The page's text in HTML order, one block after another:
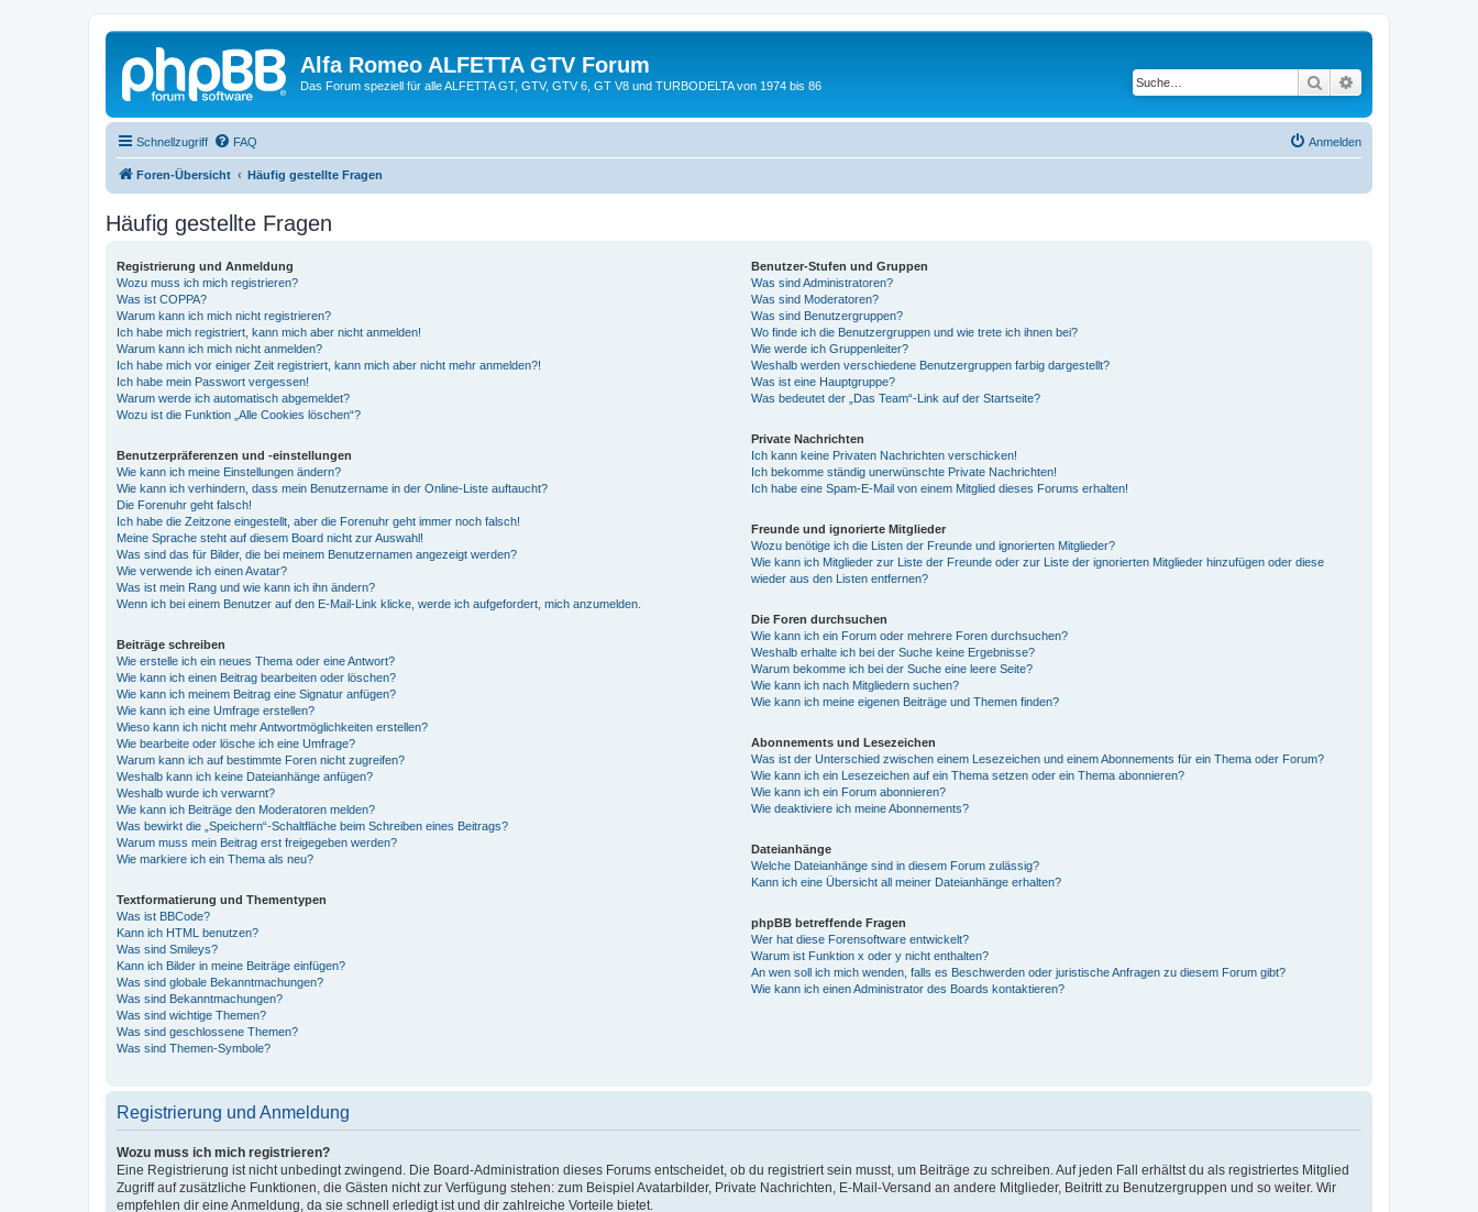
Alfa Romeo ALFETTA GTV Forum
Das Forum speziell für alle ALFETTA GT, GTV, GTV 6, GT V8 und TURBODELTA von 1974 bis 86 Suche
Schnellzugriff FAQ Anmelden
Foren-Übersicht Häufig gestellte Fragen
Häufig gestellte Fragen
Registrierung und Anmeldung
Wozu muss ich mich registrieren?
Was ist COPPA?
Warum kann ich mich nicht registrieren?
Ich habe mich registriert, kann mich aber nicht anmelden!
Warum kann ich mich nicht anmelden?
Ich habe mich vor einiger Zeit registriert, kann mich aber nicht mehr anmelden?!
Ich habe mein Passwort vergessen!
Warum werde ich automatisch abgemeldet?
Wozu ist die Funktion „Alle Cookies löschen“?
Benutzerpräferenzen und -einstellungen
Wie kann ich meine Einstellungen ändern?
Wie kann ich verhindern, dass mein Benutzername in der Online-Liste auftaucht?
Die Forenuhr geht falsch!
Ich habe die Zeitzone eingestellt, aber die Forenuhr geht immer noch falsch!
Meine Sprache steht auf diesem Board nicht zur Auswahl!
Was sind das für Bilder, die bei meinem Benutzernamen angezeigt werden?
Wie verwende ich einen Avatar?
Was ist mein Rang und wie kann ich ihn ändern?
Wenn ich bei einem Benutzer auf den E-Mail-Link klicke, werde ich aufgefordert, mich anzumelden.
Beiträge schreiben
Wie erstelle ich ein neues Thema oder eine Antwort?
Wie kann ich einen Beitrag bearbeiten oder löschen?
Wie kann ich meinem Beitrag eine Signatur anfügen?
Wie kann ich eine Umfrage erstellen?
Wieso kann ich nicht mehr Antwortmöglichkeiten erstellen?
Wie bearbeite oder lösche ich eine Umfrage?
Warum kann ich auf bestimmte Foren nicht zugreifen?
Weshalb kann ich keine Dateianhänge anfügen?
Weshalb wurde ich verwarnt?
Wie kann ich Beiträge den Moderatoren melden?
Was bewirkt die „Speichern“-Schaltfläche beim Schreiben eines Beitrags?
Warum muss mein Beitrag erst freigegeben werden?
Wie markiere ich ein Thema als neu?
Textformatierung und Thementypen
Was ist BBCode?
Kann ich HTML benutzen?
Was sind Smileys?
Kann ich Bilder in meine Beiträge einfügen?
Was sind globale Bekanntmachungen?
Was sind Bekanntmachungen?
Was sind wichtige Themen?
Was sind geschlossene Themen?
Was sind Themen-Symbole?
Benutzer-Stufen und Gruppen
Was sind Administratoren?
Was sind Moderatoren?
Was sind Benutzergruppen?
Wo finde ich die Benutzergruppen und wie trete ich ihnen bei?
Wie werde ich Gruppenleiter?
Weshalb werden verschiedene Benutzergruppen farbig dargestellt?
Was ist eine Hauptgruppe?
Was bedeutet der „Das Team“-Link auf der Startseite?
Private Nachrichten
Ich kann keine Privaten Nachrichten verschicken!
Ich bekomme ständig unerwünschte Private Nachrichten!
Ich habe eine Spam-E-Mail von einem Mitglied dieses Forums erhalten!
Freunde und ignorierte Mitglieder
Wozu benötige ich die Listen der Freunde und ignorierten Mitglieder?
Wie kann ich Mitglieder zur Liste der Freunde oder zur Liste der ignorierten Mitglieder hinzufügen oder diese
wieder aus den Listen entfernen?
Die Foren durchsuchen
Wie kann ich ein Forum oder mehrere Foren durchsuchen?
Weshalb erhalte ich bei der Suche keine Ergebnisse?
Warum bekomme ich bei der Suche eine leere Seite?
Wie kann ich nach Mitgliedern suchen?
Wie kann ich meine eigenen Beiträge und Themen finden?
Abonnements und Lesezeichen
Was ist der Unterschied zwischen einem Lesezeichen und einem Abonnements für ein Thema oder Forum?
Wie kann ich ein Lesezeichen auf ein Thema setzen oder ein Thema abonnieren?
Wie kann ich ein Forum abonnieren?
Wie deaktiviere ich meine Abonnements?
Dateianhänge
Welche Dateianhänge sind in diesem Forum zulässig?
Kann ich eine Übersicht all meiner Dateianhänge erhalten?
phpBB betreffende Fragen
Wer hat diese Forensoftware entwickelt?
Warum ist Funktion x oder y nicht enthalten?
An wen soll ich mich wenden, falls es Beschwerden oder juristische Anfragen zu diesem Forum gibt?
Wie kann ich einen Administrator des Boards kontaktieren?
Registrierung und Anmeldung
Wozu muss ich mich registrieren?
Eine Registrierung ist nicht unbedingt zwingend. Die Board-Administration dieses Forums entscheidet, ob du registriert sein musst, um Beiträge zu schreiben. Auf jeden Fall erhältst du als registriertes Mitglied
Zugriff auf zusätzliche Funktionen, die Gästen nicht zur Verfügung stehen: zum Beispiel Avatarbilder, Private Nachrichten, E-Mail-Versand an andere Mitglieder, Beitritt zu Benutzergruppen und so weiter. Wir
empfehlen dir eine Anmeldung, da sie schnell erledigt ist und dir zahlreiche Vorteile bietet.